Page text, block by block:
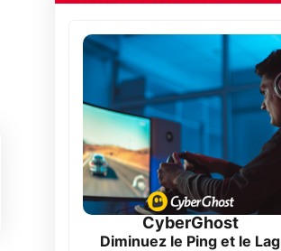
CyberGhost
Diminuez le Ping et le Lag